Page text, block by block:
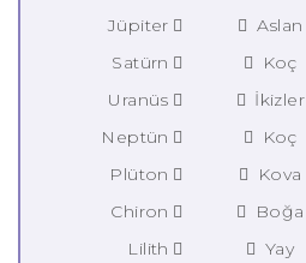
Jüpiter
Aslan
Satürn
Koç
Uranüs
İkizler
Neptün
Koç
Plüton
Kova
Chiron
Boğa
Lilith
Yay